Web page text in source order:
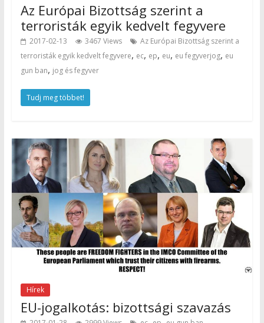
Az Európai Bizottság szerint a
terroristák egyik kedvelt fegyvere
2017-02-13 3467 Views
Az Európai Bizottság szerint a
terroristák egyik kedvelt fegyvere, ec, ep, eu, eu fegyverjog, eu
gun ban, jog és fegyver
Tudj meg többet!
Hírek
EU-jogalkotás: bizottsági szavazás